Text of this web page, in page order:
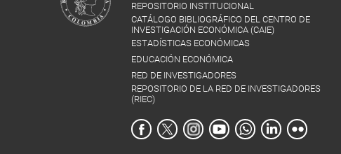
REPOSITORIO INSTITUCIONAL
CATÁLOGO BIBLIOGRÁFICO DEL CENTRO DE
INVESTIGACIÓN ECONÓMICA (CAIE)
ESTADÍSTICAS ECONÓMICAS
EDUCACIÓN ECONÓMICA
RED DE INVESTIGADORES
REPOSITORIO DE LA RED DE INVESTIGADORES
(RIEC)